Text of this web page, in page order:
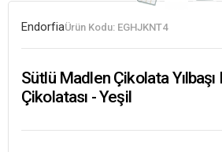
EndorfiaÜrün Kodu: EGHJKNT4
Sütlü Madlen Çikolata Yılbaşı
Çikolatası - Yeşil